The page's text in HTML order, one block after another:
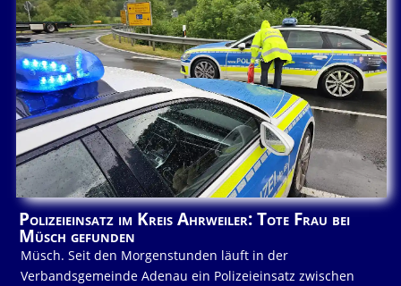
Polizeieinsatz im Kreis Ahrweiler: Tote Frau bei
Müsch gefunden
Müsch. Seit den Morgenstunden läuft in der
Verbandsgemeinde Adenau ein Polizeieinsatz zwischen